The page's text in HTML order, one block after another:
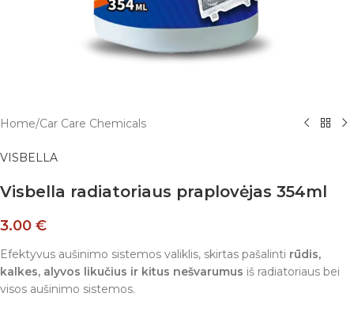
Home/Car Care Chemicals
VISBELLA
Visbella radiatoriaus praplovėjas 354ml
3.00 €
Efektyvus aušinimo sistemos valiklis, skirtas pašalinti rūdis,
kalkes, alyvos likučius ir kitus nešvarumus iš radiatoriaus bei
visos aušinimo sistemos.